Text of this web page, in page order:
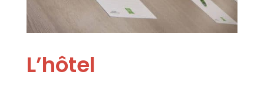
L’hôtel